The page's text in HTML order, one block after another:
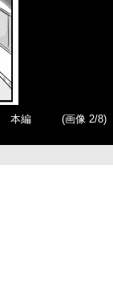
本編
(画像 2/8)